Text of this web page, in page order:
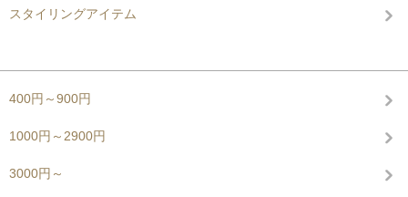
スタイリングアイテム
400円～900円
1000円～2900円
3000円～